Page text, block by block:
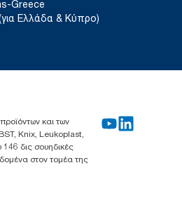
Greece
Ελλάδα & Κύπρο)
και των
Knix, Leukoplast,
δις σουηδικές
στον τομέα της